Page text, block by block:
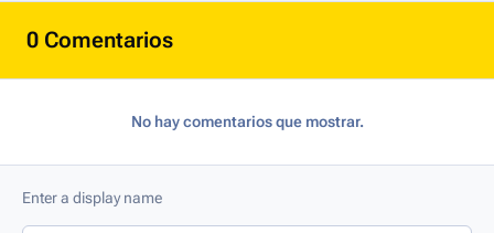
0 Comentarios
No hay comentarios que mostrar.